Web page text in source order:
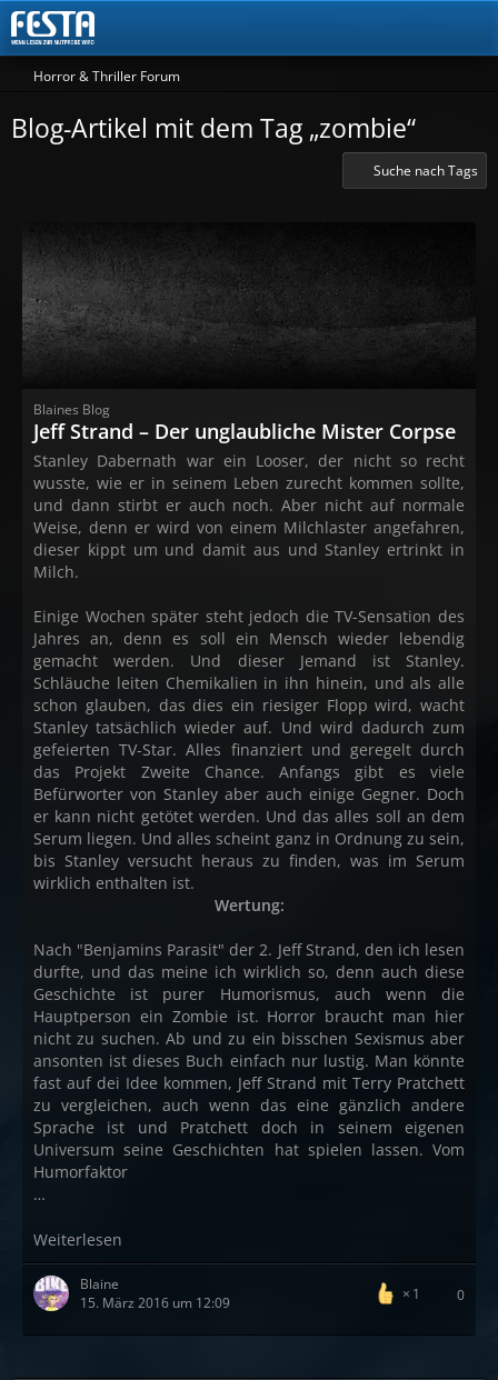
Horror & Thriller Forum
Blog-Artikel mit dem Tag „zombie“
Suche nach Tags
Blaines Blog
Jeff Strand – Der unglaubliche Mister Corpse
Stanley Dabernath war ein Looser, der nicht so recht
wusste, wie er in seinem Leben zurecht kommen sollte,
und dann stirbt er auch noch. Aber nicht auf normale
Weise, denn er wird von einem Milchlaster angefahren,
dieser kippt um und damit aus und Stanley ertrinkt in
Milch.
Einige Wochen später steht jedoch die TV-Sensation des
Jahres an, denn es soll ein Mensch wieder lebendig
gemacht werden. Und dieser Jemand ist Stanley.
Schläuche leiten Chemikalien in ihn hinein, und als alle
schon glauben, das dies ein riesiger Flopp wird, wacht
Stanley tatsächlich wieder auf. Und wird dadurch zum
gefeierten TV-Star. Alles finanziert und geregelt durch
das Projekt Zweite Chance. Anfangs gibt es viele
Befürworter von Stanley aber auch einige Gegner. Doch
er kann nicht getötet werden. Und das alles soll an dem
Serum liegen. Und alles scheint ganz in Ordnung zu sein,
bis Stanley versucht heraus zu finden, was im Serum
wirklich enthalten ist.
Wertung:
Nach "Benjamins Parasit" der 2. Jeff Strand, den ich lesen
durfte, und das meine ich wirklich so, denn auch diese
Geschichte ist purer Humorismus, auch wenn die
Hauptperson ein Zombie ist. Horror braucht man hier
nicht zu suchen. Ab und zu ein bisschen Sexismus aber
ansonten ist dieses Buch einfach nur lustig. Man könnte
fast auf dei Idee kommen, Jeff Strand mit Terry Pratchett
zu vergleichen, auch wenn das eine gänzlich andere
Sprache ist und Pratchett doch in seinem eigenen
Universum seine Geschichten hat spielen lassen. Vom
Humorfaktor
…
Weiterlesen
Blaine
15. März 2016 um 12:09
1 0